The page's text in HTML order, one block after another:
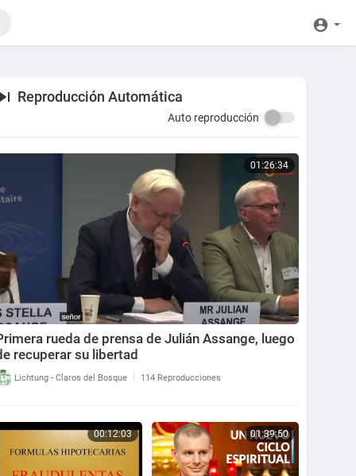
Reproducción Automática
Auto reproducción
01:26:34
rueda de prensa de Julián Assange, luego
recuperar su libertad
Lichtung - Claros del Bosque | 114 Reproducciones
00:12:03 01:39:50